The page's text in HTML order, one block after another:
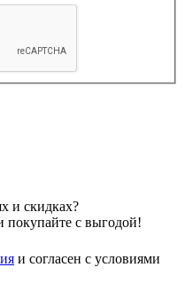
и скидках?
с выгодой!
и согласен с условиями